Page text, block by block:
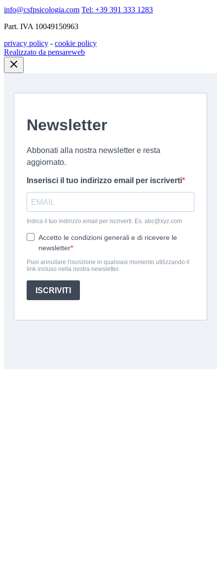
info@csfpsicologia.com Tel: +39 391 333 1283
Part. IVA 10049150963
privacy policy - cookie policy
Realizzato da pensareweb